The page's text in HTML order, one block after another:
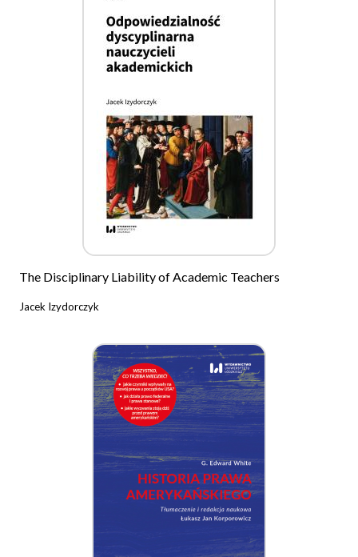
The Disciplinary Liability of Academic Teachers
Jacek Izydorczyk